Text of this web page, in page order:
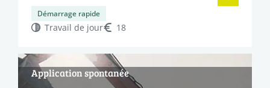
Démarrage rapide
Travail de jour 18
Application spontanée